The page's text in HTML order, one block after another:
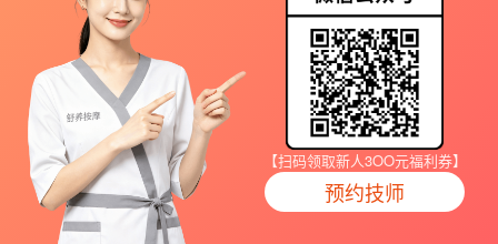
【扫码领取新人3OO元福利券】
预约技师